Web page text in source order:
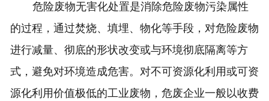
危险废物无害化处置是消除危险废物污染属性
的过程，通过焚烧、填埋、物化等手段，对危险废物
进行减量、彻底的形状改变或与环境彻底隔离等方
式，避免对环境造成危害。对不可资源化利用或可资
源化利用价值极低的工业废物，危废企业一般以收费